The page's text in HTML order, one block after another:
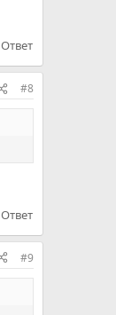
Ответ
#8
Ответ
#9